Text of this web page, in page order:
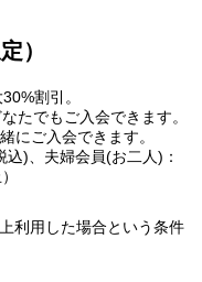
）
割引。
たでもご入会できます。
にご入会できます。
)、夫婦会員(お二人)：
利用した場合という条件